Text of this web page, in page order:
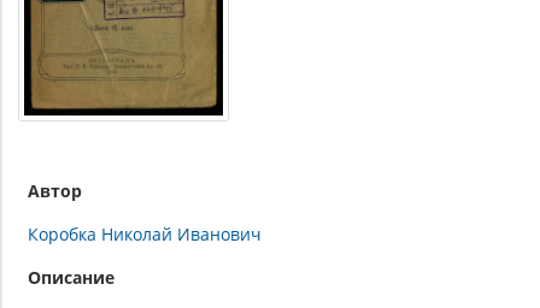
Автор
Коробка Николай Иванович
Описание